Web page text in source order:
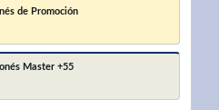
de Promoción
Master +55